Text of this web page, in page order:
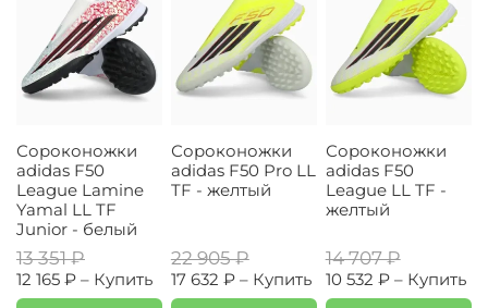
Сороконожки
adidas F50
League Lamine
Yamal LL TF
Junior - белый
13 351 ₽
12 165 ₽ – Купить
Сороконожки
adidas F50 Pro LL
TF - желтый
22 905 ₽
17 632 ₽ – Купить
Сороконожки
adidas F50
League LL TF -
желтый
14 707 ₽
10 532 ₽ – Купить